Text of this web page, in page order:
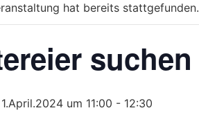
hat bereits stattgefunden.
suchen
um 11:00 - 12:30